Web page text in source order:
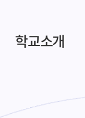
학교소개